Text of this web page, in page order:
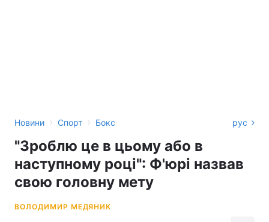
Новини › Спорт › Бокс рус
"Зроблю це в цьому або в
наступному році": Ф'юрі назвав
свою головну мету
ВОЛОДИМИР МЕДЯНИК